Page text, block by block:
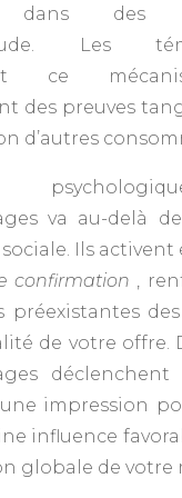
dans des
Les
ce
des preuves
d’autres
va au-delà
Ils
confirmation ,
préexistantes
de votre offre.
déclenchent
impression
influence
globale de votre